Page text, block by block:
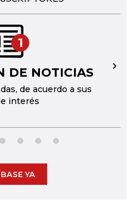
1
DE NOTICIAS
de acuerdo a sus
interés
→
YA